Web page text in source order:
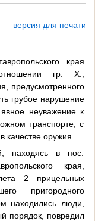
версия для печати
края
гр. Х.,
предусмотренного
грубое нарушение
неуважение к
транспорте, с
оружия.
находясь в пос.
края,
2 прицельных
пригородного
находились люди,
порядок, повредил